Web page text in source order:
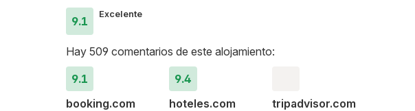
9.1
Excelente
Hay 509 comentarios de este alojamiento:
9.1
booking.com
9.4
hoteles.com
tripadvisor.com